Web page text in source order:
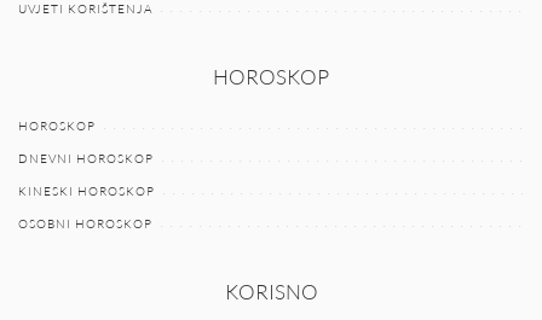
UVJETI KORIŠTENJA
HOROSKOP
HOROSKOP
DNEVNI HOROSKOP
KINESKI HOROSKOP
OSOBNI HOROSKOP
KORISNO